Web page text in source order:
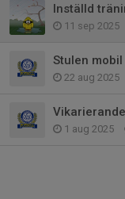
Inställd
11 sep 2025
Stulen mobil
22 aug 2025
1 aug 2025